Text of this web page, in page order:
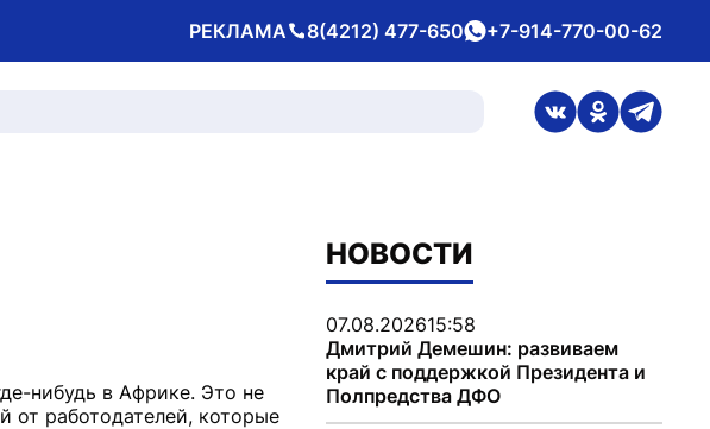
РЕКЛАМА
Телефон 8(4212) 477-650whatsApp
+7-914-770-00-62
ссылка на
ссылка на
нибудь в Африке. Это не
от работодателей, которые
НОВОСТИ
07.08.202615:58
Дмитрий Демешин: развиваем
край с поддержкой Президента и
Полпредства ДФО